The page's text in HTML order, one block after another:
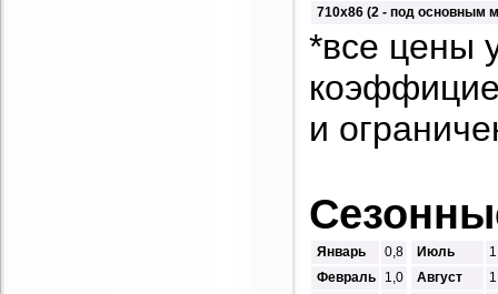
710х86 (2 - под основным
*все цены
и
Январь 0,8 Июль
Февраль
1,0 Август